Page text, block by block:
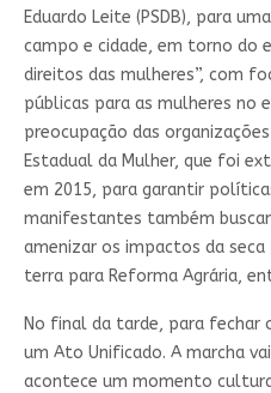
Eduardo Leite (PSDB), para
campo e cidade, em torno do
direitos das mulheres”, com
públicas para as mulheres no
preocupação das
Estadual da Mulher, que foi
em 2015, para garantir
manifestantes também
amenizar os impactos da
terra para Reforma Agrária,
No final da tarde, para fechar
um Ato Unificado. A marcha
acontece um momento